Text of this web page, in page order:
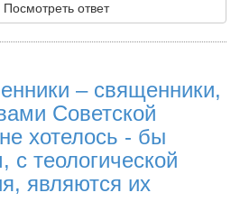
Посмотреть ответ
– священники,
Советской
хотелось - бы
с теологической
являются их